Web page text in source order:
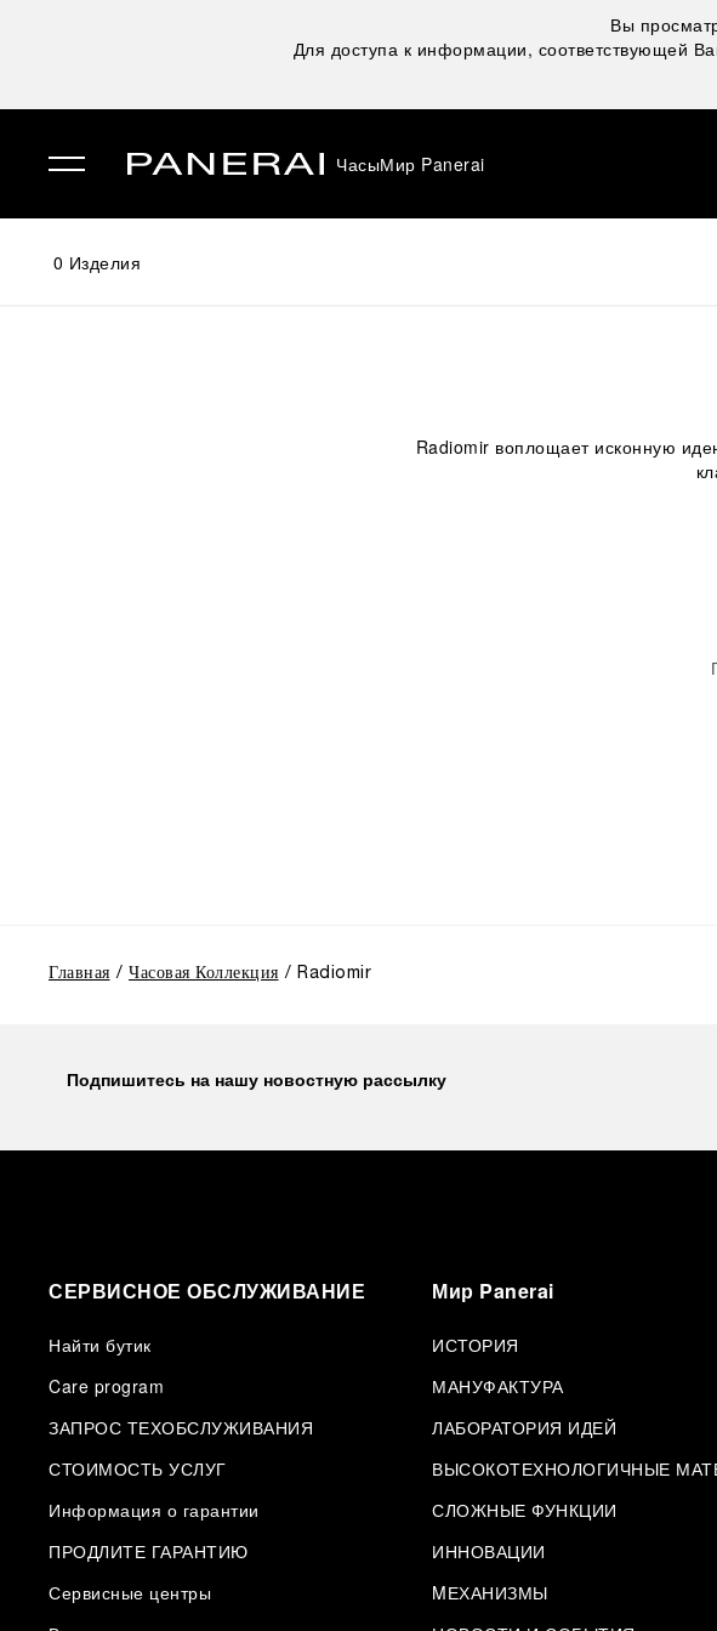
Вы
Для доступа к информации, соответствующей
ЧасыМир Panerai
0 Изделия
Radiomir воплощает исконную
Главная Часовая Коллекция Radiomir
Подпишитесь на нашу новостную рассылку
СЕРВИСНОЕ ОБСЛУЖИВАНИЕ
Найти бутик
Care program
ЗАПРОС ТЕХОБСЛУЖИВАНИЯ
СТОИМОСТЬ УСЛУГ
Информация о гарантии
ПРОДЛИТЕ ГАРАНТИЮ
Сервисные центры
Мир Panerai
ИСТОРИЯ
МАНУФАКТУРА
ЛАБОРАТОРИЯ ИДЕЙ
ВЫСОКОТЕХНОЛОГИЧНЫЕ
СЛОЖНЫЕ ФУНКЦИИ
ИННОВАЦИИ
MЕХАНИЗМЫ